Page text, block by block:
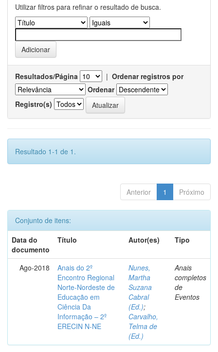
Utilizar filtros para refinar o resultado de busca.
Resultados/Página | Ordenar registros por
Ordenar
Registro(s)
Resultado 1-1 de 1.
Anterior 1 Próximo
Conjunto de itens:
Data do
documento
Título Autor(es) Tipo
Ago-2018
Anais do 2º
Encontro Regional
Norte-Nordeste de
Educação em
Ciência Da
Informação – 2º
ERECIN N-NE
Nunes,
Martha
Suzana
Cabral
(Ed.);
Carvalho,
Telma de
(Ed.)
Anais
completos
de
Eventos